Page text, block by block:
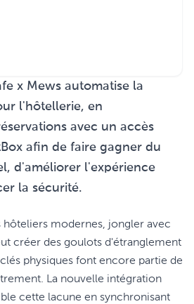
x Mews automatise la
l'hôtellerie, en
avec un accès
afin de faire gagner du
d'améliorer l'expérience
la sécurité.
hôteliers modernes, jongler avec
créer des goulots d'étranglement
physiques font encore partie de
La nouvelle intégration
cette lacune en synchronisant